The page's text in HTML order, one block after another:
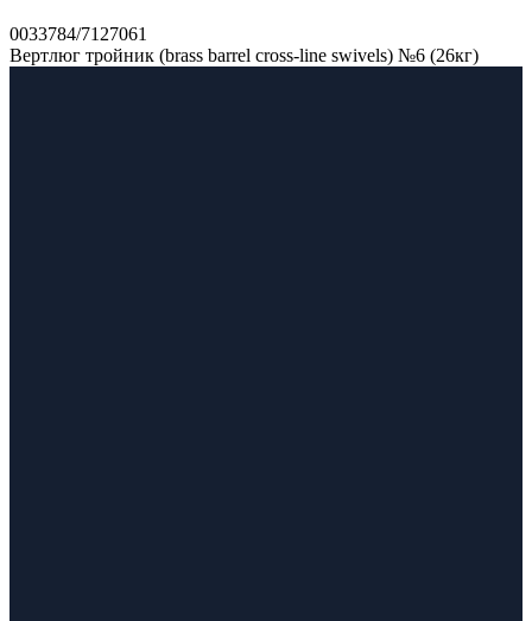
0033784/7127061
Вертлюг тройник (brass barrel cross-line swivels) №6 (26кг)